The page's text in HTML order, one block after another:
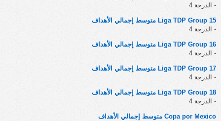
- الدرجة 4
Liga TDP Group 15 متوسط إجمالي الأهداف
- الدرجة 4
Liga TDP Group 16 متوسط إجمالي الأهداف
- الدرجة 4
Liga TDP Group 17 متوسط إجمالي الأهداف
- الدرجة 4
Liga TDP Group 18 متوسط إجمالي الأهداف
- الدرجة 4
Copa por Mexico متوسط إجمالي الأهداف